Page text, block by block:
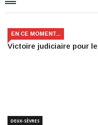
EN CE MOMENT...
Victoire judiciaire pour le
DEUX-SÈVRES